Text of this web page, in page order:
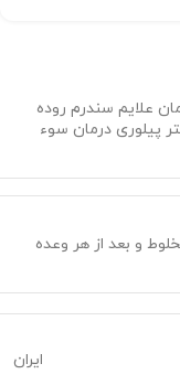
علایم سندرم روده
پیلوری درمان سوء
و بعد از هر وعده
ایران